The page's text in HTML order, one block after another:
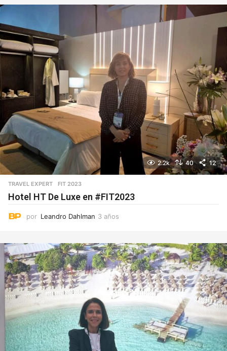
2.2k 40 12
TRAVEL EXPERT FIT 2023
Hotel HT De Luxe en #FIT2023
por Leandro Dahlman 3 años
o
s